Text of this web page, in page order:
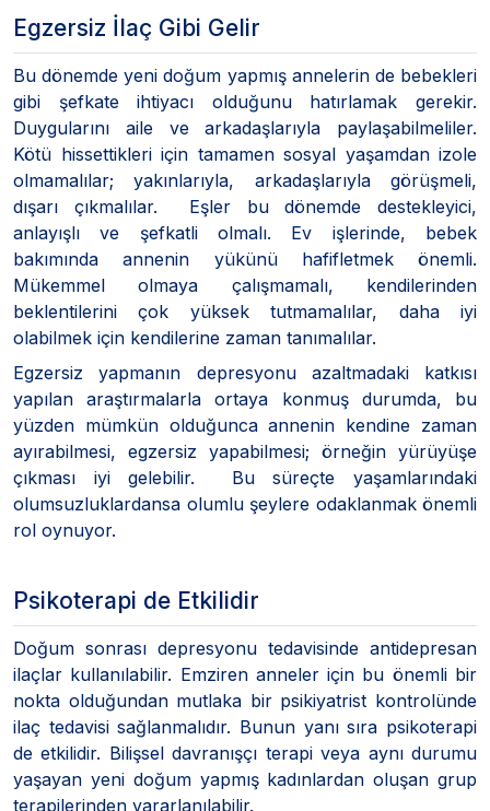
Egzersiz İlaç Gibi Gelir
Bu dönemde yeni doğum yapmış annelerin de bebekleri
gibi şefkate ihtiyacı olduğunu hatırlamak gerekir.
Duygularını aile ve arkadaşlarıyla paylaşabilmeliler.
Kötü hissettikleri için tamamen sosyal yaşamdan izole
olmamalılar; yakınlarıyla, arkadaşlarıyla görüşmeli,
dışarı çıkmalılar. Eşler bu dönemde destekleyici,
anlayışlı ve şefkatli olmalı. Ev işlerinde, bebek
bakımında annenin yükünü hafifletmek önemli.
Mükemmel olmaya çalışmamalı, kendilerinden
beklentilerini çok yüksek tutmamalılar, daha iyi
olabilmek için kendilerine zaman tanımalılar.
Egzersiz yapmanın depresyonu azaltmadaki katkısı
yapılan araştırmalarla ortaya konmuş durumda, bu
yüzden mümkün olduğunca annenin kendine zaman
ayırabilmesi, egzersiz yapabilmesi; örneğin yürüyüşe
çıkması iyi gelebilir. Bu süreçte yaşamlarındaki
olumsuzluklardansa olumlu şeylere odaklanmak önemli
rol oynuyor.
Psikoterapi de Etkilidir
Doğum sonrası depresyonu tedavisinde antidepresan
ilaçlar kullanılabilir. Emziren anneler için bu önemli bir
nokta olduğundan mutlaka bir psikiyatrist kontrolünde
ilaç tedavisi sağlanmalıdır. Bunun yanı sıra psikoterapi
de etkilidir. Bilişsel davranışçı terapi veya aynı durumu
yaşayan yeni doğum yapmış kadınlardan oluşan grup
terapilerinden yararlanılabilir.